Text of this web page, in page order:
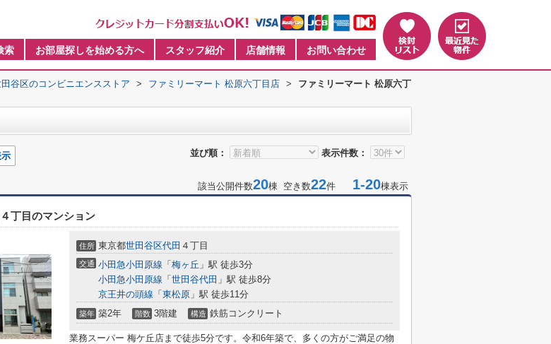
索 お部屋探しを始める方へ スタッフ紹介 店舗情報 お問い合わせ
谷区のコンビニエンスストア > ファミリーマート 松原六丁目店 >
ファミリーマート 松原六丁
並び順： 表示件数：
該当公開件数20棟 空き数22件 1-20棟表示
丁目のマンション
住所 東京都世田谷区代田 ４丁目
交通 小田急小田原線 「 梅ヶ丘 」駅 徒歩3分
小田急小田原線 「 世田谷代田 」駅 徒歩8分
京王井の頭線 「 東松原 」駅 徒歩11分
築年 築2年 階数 3階建 構造 鉄筋コンクリート
業務スーパー 梅ケ丘店まで徒歩5分です。令和6年築で、多くの方がご満足の物